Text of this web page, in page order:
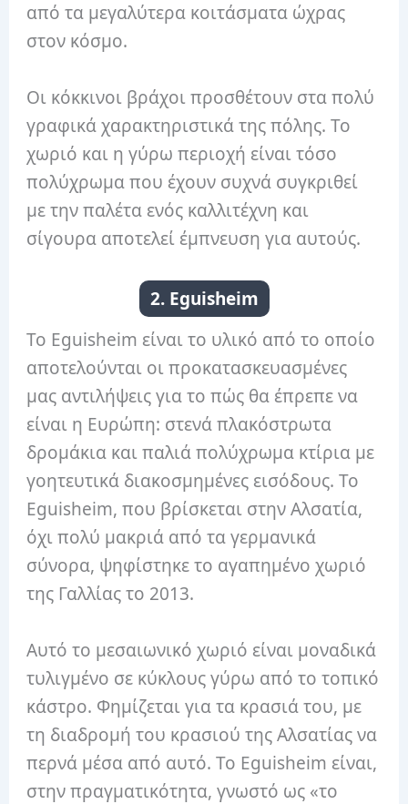
από τα μεγαλύτερα κοιτάσματα ώχρας
στον κόσμο.
Οι κόκκινοι βράχοι προσθέτουν στα πολύ
γραφικά χαρακτηριστικά της πόλης. Το
χωριό και η γύρω περιοχή είναι τόσο
πολύχρωμα που έχουν συχνά συγκριθεί
με την παλέτα ενός καλλιτέχνη και
σίγουρα αποτελεί έμπνευση για αυτούς.
2. Eguisheim
Το Eguisheim είναι το υλικό από το οποίο
αποτελούνται οι προκατασκευασμένες
μας αντιλήψεις για το πώς θα έπρεπε να
είναι η Ευρώπη: στενά πλακόστρωτα
δρομάκια και παλιά πολύχρωμα κτίρια με
γοητευτικά διακοσμημένες εισόδους. Το
Eguisheim, που βρίσκεται στην Αλσατία,
όχι πολύ μακριά από τα γερμανικά
σύνορα, ψηφίστηκε το αγαπημένο χωριό
της Γαλλίας το 2013.
Αυτό το μεσαιωνικό χωριό είναι μοναδικά
τυλιγμένο σε κύκλους γύρω από το τοπικό
κάστρο. Φημίζεται για τα κρασιά του, με
τη διαδρομή του κρασιού της Αλσατίας να
περνά μέσα από αυτό. Το Eguisheim είναι,
στην πραγματικότητα, γνωστό ως «το